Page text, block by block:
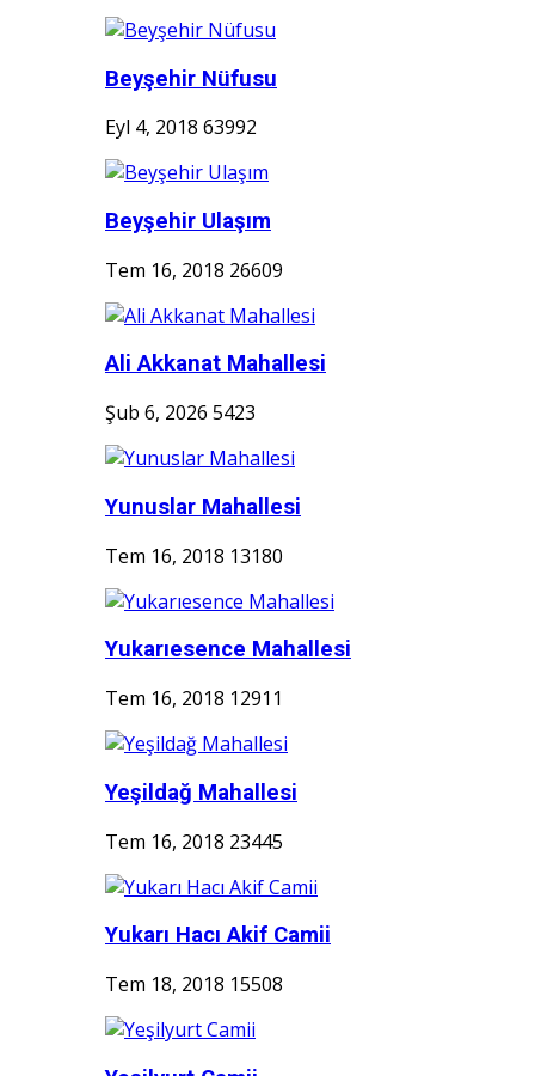
Beyşehir Nüfusu
Eyl 4, 2018 63992
Beyşehir Ulaşım
Tem 16, 2018 26609
Ali Akkanat Mahallesi
Şub 6, 2026 5423
Yunuslar Mahallesi
Tem 16, 2018 13180
Yukarıesence Mahallesi
Tem 16, 2018 12911
Yeşildağ Mahallesi
Tem 16, 2018 23445
Yukarı Hacı Akif Camii
Tem 18, 2018 15508